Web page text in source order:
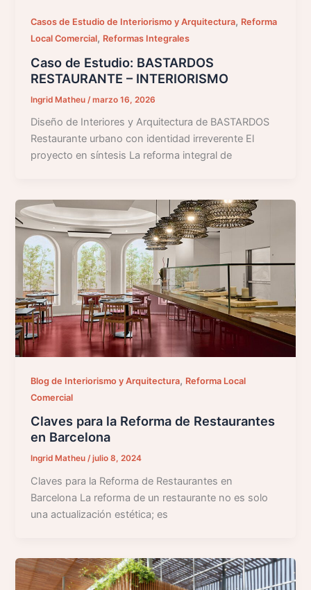
Casos de Estudio de Interiorismo y Arquitectura, Reforma
Local Comercial, Reformas Integrales
Caso de Estudio: BASTARDOS
RESTAURANTE – INTERIORISMO
Ingrid Matheu /marzo 16, 2026
Diseño de Interiores y Arquitectura de BASTARDOS
Restaurante urbano con identidad irreverente El
proyecto en síntesis La reforma integral de
Blog de Interiorismo y Arquitectura, Reforma Local
Comercial
Claves para la Reforma de Restaurantes
en Barcelona
Ingrid Matheu/julio 8, 2024
Claves para la Reforma de Restaurantes en
Barcelona La reforma de un restaurante no es solo
una actualización estética; es